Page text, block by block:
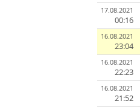
17.08.2021
00:16
16.08.2021
23:04
16.08.2021
22:23
16.08.2021
21:52